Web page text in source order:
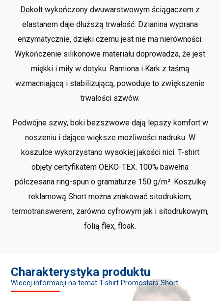
Dekolt wykończony dwuwarstwowym ściągaczem z
elastanem daje dłuższą trwałość. Dzianina wyprana
enzymatycznie, dzięki czemu jest nie ma nierówności.
Wykończenie silikonowe materiału doprowadza, że jest
miękki i miły w dotyku. Ramiona i Kark z taśmą
wzmacniającą i stabilizującą, powoduje to zwiększenie
trwałości szwów.
Podwójne szwy, boki bezszwowe dają lepszy komfort w
noszeniu i dające większe możliwości nadruku. W
koszulce wykorzystano wysokiej jakości nici. T-shirt
objęty certyfikatem OEKO-TEX. 100% bawełna
półczesana ring-spun o gramaturze 150 g/m². Koszulkę
reklamową Short można znakować sitodrukiem,
termotranswerem, zarówno cyfrowym jak i sitodrukowym,
folią flex, floak.
Charakterystyka produktu
Wiecej informacji na temat T-shirt Promostars Short